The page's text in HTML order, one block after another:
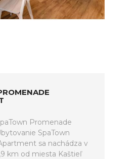
Promenade
SpaTown
sa nachádza v
km od miesta Kaštieľ